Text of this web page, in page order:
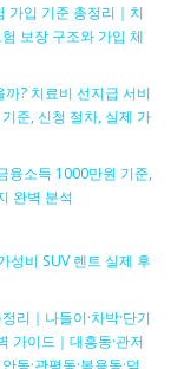
가입 기준 총정리｜치
보장 구조와 가입 체
? 치료비 선지급 서비
준, 신청 절차, 실제 가
융소득 1000만원 기준,
완벽 분석
성비 SUV 렌트 실제 후
리｜나들이·차박·단기
가이드｜대흥동·관저
동·관평동·복용동·덕